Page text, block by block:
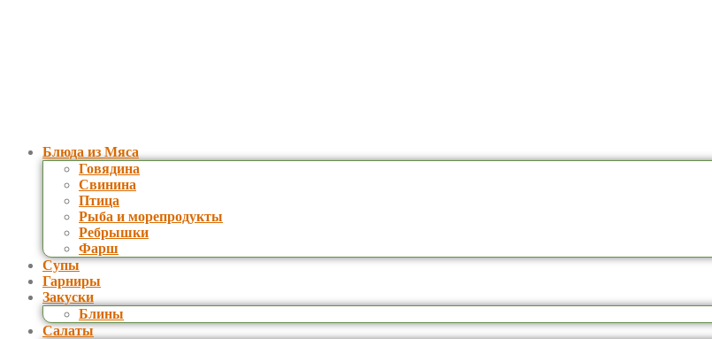
Блюда из Мяса
Говядина
Свинина
Птица
Рыба и морепродукты
Ребрышки
Фарш
Супы
Гарниры
Закуски
Блины
Салаты